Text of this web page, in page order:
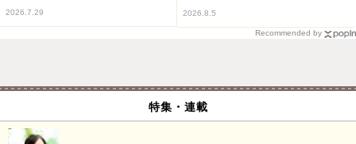
2026.7.29 2026.8.5
Recommended by
特集・連載